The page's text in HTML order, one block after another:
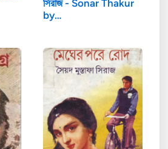
সিরাজ - Sonar Thakur
by…